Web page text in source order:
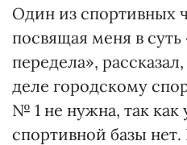
Один из спортивных
посвящая меня в суть
передела»,
деле городскому
№ 1 не нужна, так
спортивной базы